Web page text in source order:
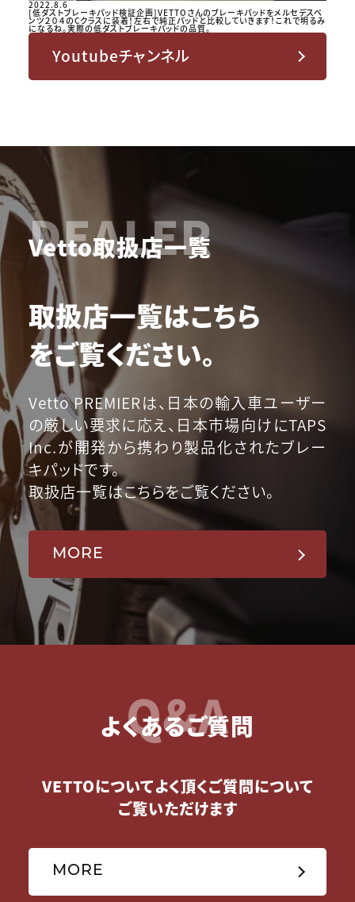
2022.8.6
[低ダストブレーキパッド検証企画]VETTOさんのブレーキパッドをメルセデスベ
ンツ２０４のCクラスに装着！左右で純正パッドと比較していきます！これで明るみ
になるね。実際の低ダストブレーキパッドの品質。
Youtubeチャンネル
DEALER
Vetto取扱店一覧
取扱店一覧はこちら
をご覧ください。
Vetto PREMIERは、日本の輸入車ユーザー
の厳しい要求に応え、日本市場向けにTAPS
Inc.が開発から携わり製品化されたブレー
キパッドです。
取扱店一覧はこちらをご覧ください。
MORE
Q&A
よくあるご質問
VETTOについてよく頂くご質問について
ご覧いただけます
MORE